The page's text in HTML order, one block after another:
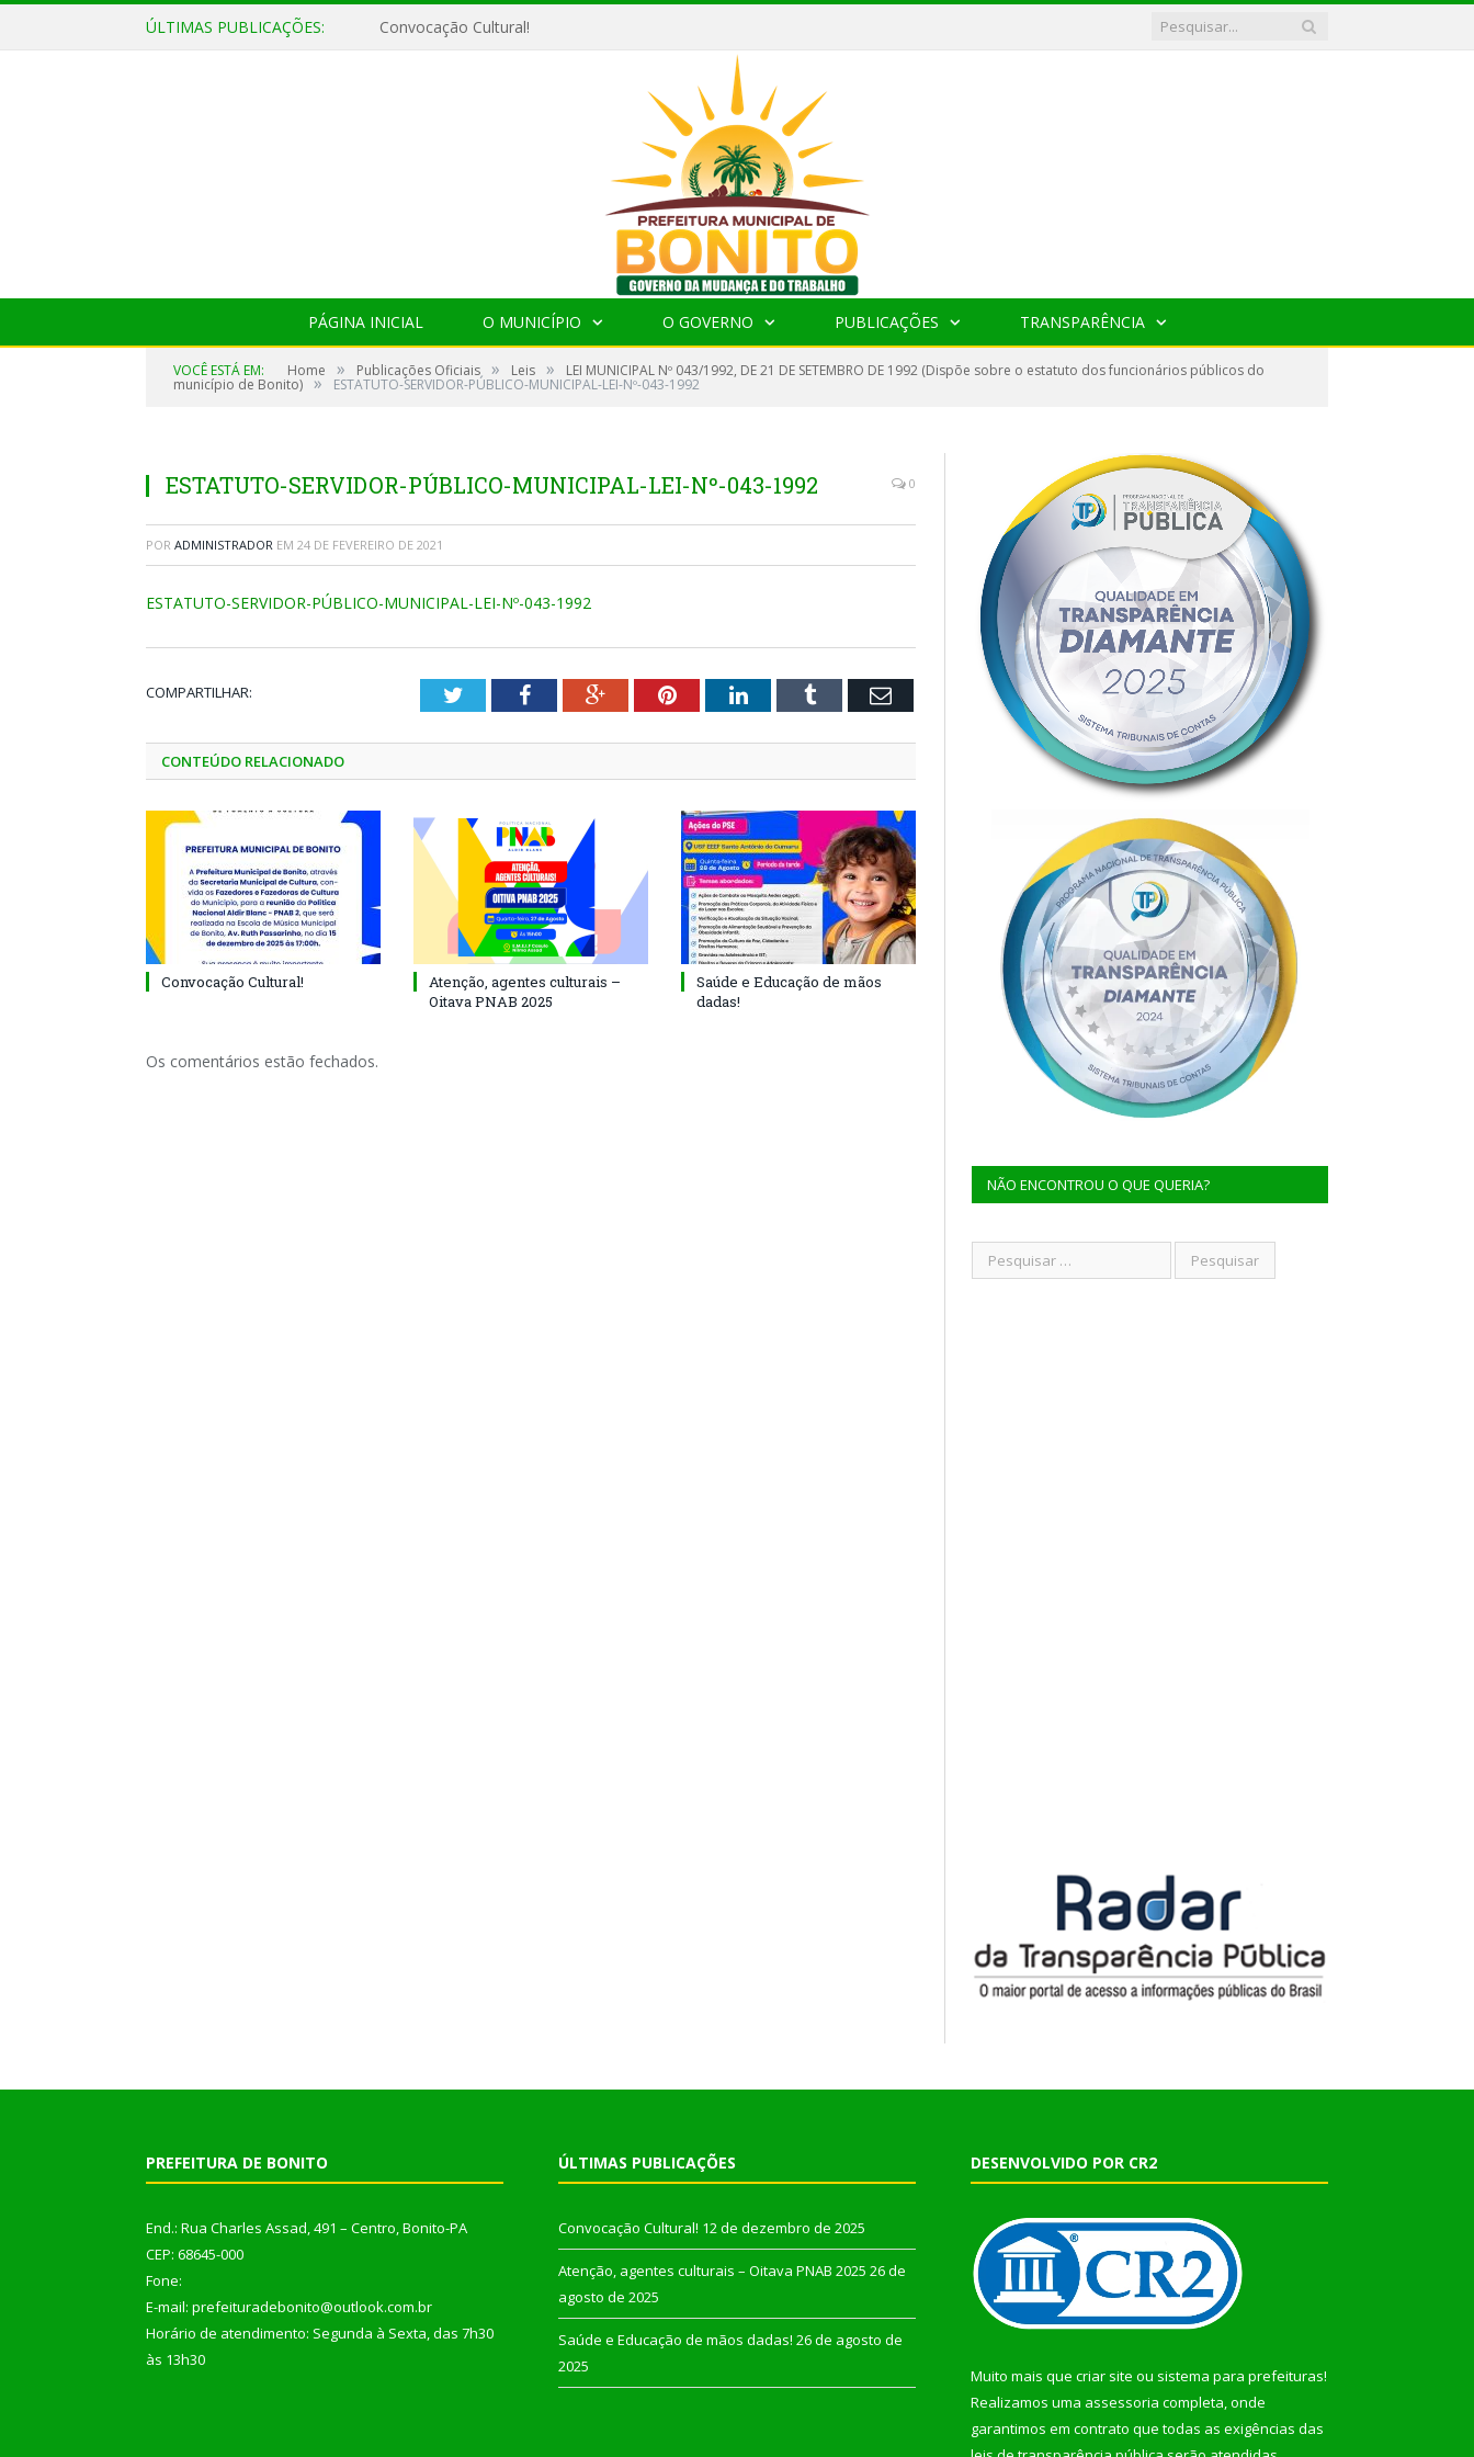
ÚLTIMAS PUBLICAÇÕES: Convocação Cultural!
PÁGINA INICIAL O MUNICÍPIO O GOVERNO PUBLICAÇÕES TRANSPARÊNCIA
VOCÊ ESTÁ EM: Home » Publicações Oficiais » Leis » LEI MUNICIPAL Nº 043/1992, DE 21 DE SETEMBRO DE 1992 (Dispõe sobre o estatuto dos funcionários públicos do
município de Bonito) » ESTATUTO-SERVIDOR-PÚBLICO-MUNICIPAL-LEI-Nº-043-1992
ESTATUTO-SERVIDOR-PÚBLICO-MUNICIPAL-LEI-Nº-043-1992 0
POR ADMINISTRADOR EM 24 DE FEVEREIRO DE 2021
ESTATUTO-SERVIDOR-PÚBLICO-MUNICIPAL-LEI-Nº-043-1992
COMPARTILHAR: TwitterFacebookGoogle+PinterestLinkedInTumblr Email
CONTEÚDO RELACIONADO
Convocação Cultural!
Atenção, agentes culturais –
Oitava PNAB 2025
Saúde e Educação de mãos
dadas!
Os comentários estão fechados.
NÃO ENCONTROU O QUE QUERIA?
PREFEITURA DE BONITO
End.: Rua Charles Assad, 491 – Centro, Bonito-PA
CEP: 68645-000
Fone:
E-mail: prefeituradebonito@outlook.com.br
Horário de atendimento: Segunda à Sexta, das 7h30
às 13h30
ÚLTIMAS PUBLICAÇÕES
Convocação Cultural! 12 de dezembro de 2025
Atenção, agentes culturais – Oitava PNAB 2025 26 de
agosto de 2025
Saúde e Educação de mãos dadas! 26 de agosto de
2025
DESENVOLVIDO POR CR2
Muito mais que criar site ou sistema para prefeituras!
Realizamos uma assessoria completa, onde
garantimos em contrato que todas as exigências das